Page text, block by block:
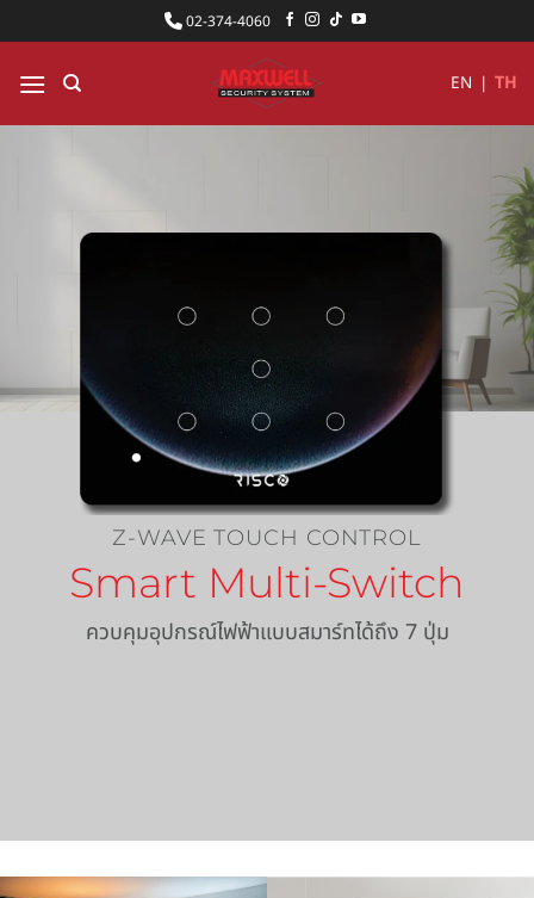
ไป
ยัง
เนื้อหา
02-374-4060
EN | TH
Z-WAVE TOUCH CONTROL
Smart Multi-Switch
ควบคุมอุปกรณ์ไฟฟ้าแบบสมาร์ทได้ถึง 7 ปุ่ม